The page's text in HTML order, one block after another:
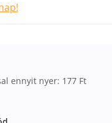
ennyit nyer: 177 Ft